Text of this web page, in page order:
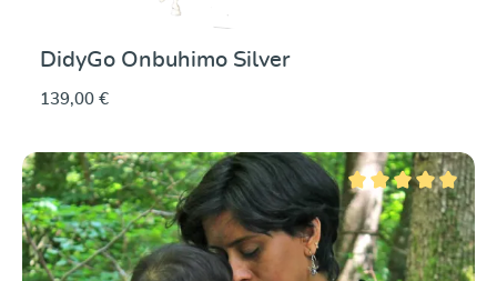
DidyGo Onbuhimo Silver
139,00 €
Valutazione media di